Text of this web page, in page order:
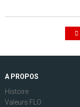
A PROPOS
Histoire
Valeurs FLO